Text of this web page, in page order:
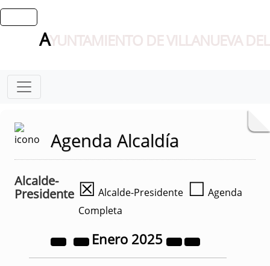
AYUNTAMIENTO DE VILLANUEVA
Agenda Alcaldía
Alcalde-
Presidente ☒ Alcalde-Presidente ☐ Agenda
Completa
Enero 2025